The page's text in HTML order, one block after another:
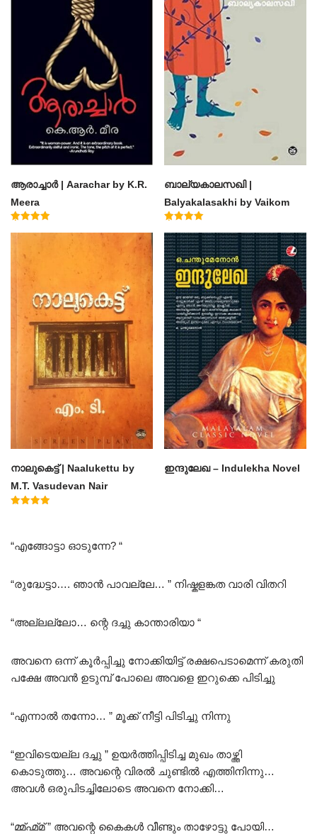
ആരാച്ചാര്‍ | Aarachar by K.R.
Meera
ബാല്യകാലസഖി |
Balyakalasakhi by Vaikom
Muhammad Basheer
4.60
out of 5
നാലുകെട്ട് | Naalukettu by
M.T. Vasudevan Nair
ഇന്ദുലേഖ – Indulekha Novel
“എങ്ങോട്ടാ ഓടുന്നേ? “
“രുദ്ധേട്ടാ…. ഞാൻ പാവല്ലേ… ” നിഷ്കളങ്കത വാരി വിതറി
“അല്ലല്ലോ… ന്റെ ദച്ചു കാന്താരിയാ “
അവനെ ഒന്ന് കൂർപ്പിച്ചു നോക്കിയിട്ട് രക്ഷപെടാമെന്ന് കരുതി
പക്ഷേ അവൻ ഉടുമ്പ് പോലെ അവളെ ഇറുക്കെ പിടിച്ചു
“എന്നാൽ തന്നോ… ” മൂക്ക് നീട്ടി പിടിച്ചു നിന്നു
“ഇവിടെയല്ല ദച്ചു ” ഉയർത്തിപ്പിടിച്ച മുഖം താഴ്ത്തി
കൊടുത്തു… അവന്റെ വിരൽ ചുണ്ടിൽ എത്തിനിന്നു…
അവൾ ഒരുപിടച്ചിലോടെ അവനെ നോക്കി…
“മ്മ്ഹ്മ്മ് ” അവന്റെ കൈകൾ വീണ്ടും താഴോട്ടു പോയി…